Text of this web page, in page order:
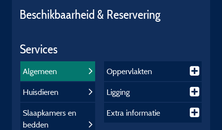
Beschikbaarheid & Reservering
Services
Algemeen
Huisdieren
Slaapkamers en
bedden
Oppervlakten
Ligging
Extra informatie